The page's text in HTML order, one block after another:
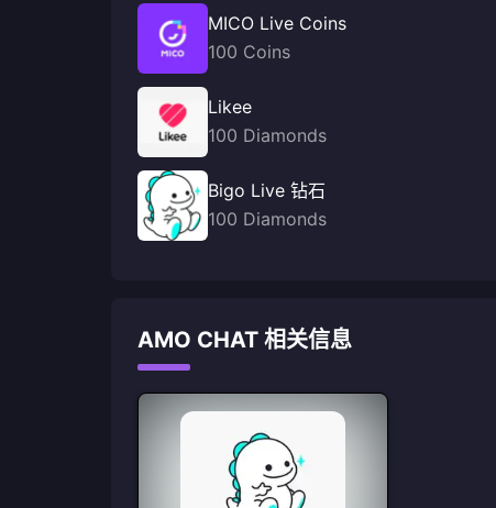
MICO Live Coins
100 Coins
Likee
100 Diamonds
Bigo Live 钻石
100 Diamonds
AMO CHAT 相关信息